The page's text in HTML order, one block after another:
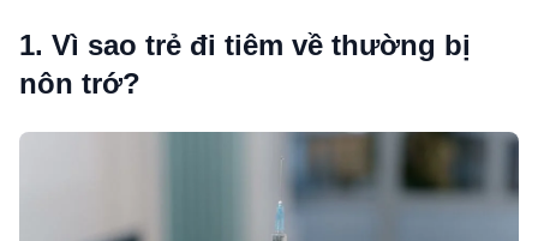
1. Vì sao trẻ đi tiêm về thường bị
nôn trớ?